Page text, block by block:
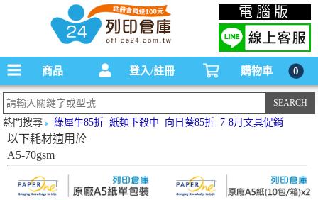
碳粉匣，墨水匣,原廠碳粉匣，副廠碳粉匣，環保碳粉匣,連續供墨印表機-office24列印
倉庫線上購物手機版
電腦版
商品 登入/註冊 購物車 0
熱門搜尋 綠犀牛85折 紙類下殺中 向日葵85折 7-8月文具促銷
以下耗材適用於
A5-70gsm